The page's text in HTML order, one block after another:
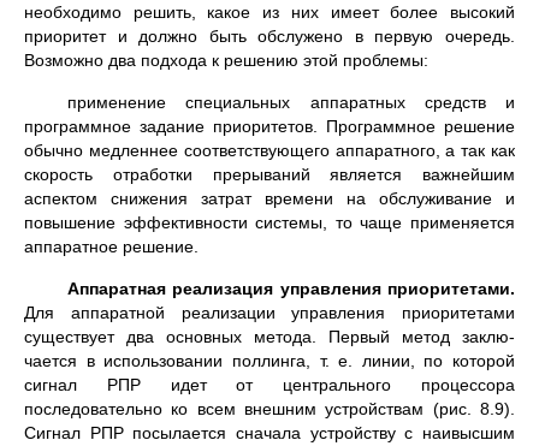
необходимо решить, какое из них имеет более высокий
приоритет и должно быть обслужено в первую очередь.
Возможно два подхода к решению этой проблемы:
применение специальных аппаратных средств и
програм­мное задание приоритетов. Программное решение
обычно медленнее соответствующего аппаратного, а так как
скорость отработки прерываний является важнейшим
аспектом снижения затрат времени на обслуживание и
повышение эффективности системы, то чаще применяет­ся
аппаратное решение.
Аппаратная реализация управления приоритетами.
Для аппаратной реализации управления приоритетами
существует два основных метода. Первый метод заклю­
чается в использовании поллинга, т. е. линии, по которой
сигнал РПР идет от центрального процессора
последовательно ко всем внешним устройствам (рис. 8.9).
Сигнал РПР посылается сначала устройству с наивысшим